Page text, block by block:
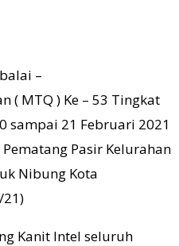
–
( MTQ ) Ke – 53 Tingkat
sampai 21 Februari 2021
Pasir Kelurahan
Nibung Kota
Kanit Intel seluruh